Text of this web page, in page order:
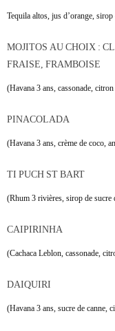
Tequila altos, jus d’orange, sirop
MOJITOS AU CHOIX :
FRAISE, FRAMBOISE
(Havana 3 ans, cassonade,
PINACOLADA
(Havana 3 ans, crème de coco,
TI PUCH ST BART
(Rhum 3 rivières, sirop de sucre
CAIPIRINHA
(Cachaca Leblon, cassonade,
DAIQUIRI
(Havana 3 ans, sucre de canne,